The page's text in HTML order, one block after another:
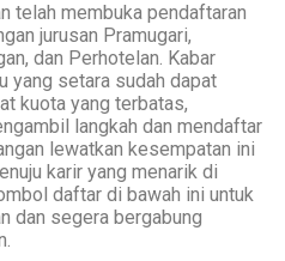
telah membuka pendaftaran
jurusan Pramugari,
dan Perhotelan. Kabar
yang setara sudah dapat
kuota yang terbatas,
langkah dan mendaftar
lewatkan kesempatan ini
karir yang menarik di
daftar di bawah ini untuk
dan segera bergabung